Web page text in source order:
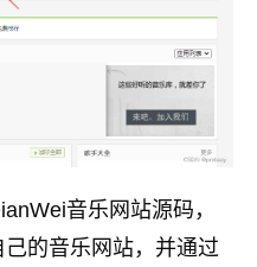
音乐网站源码，
的音乐网站，并通过